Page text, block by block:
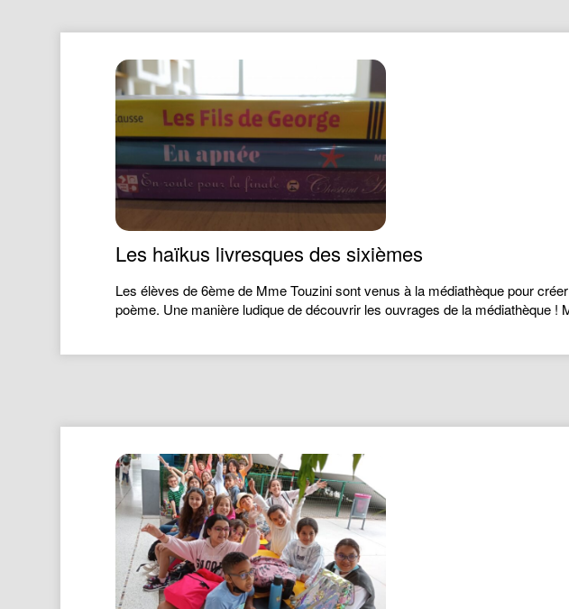
Les haïkus livresques des sixièmes
Les élèves de 6ème de Mme Touzini sont venus à la médiathèque pour
poème. Une manière ludique de découvrir les ouvrages de la médiathèque